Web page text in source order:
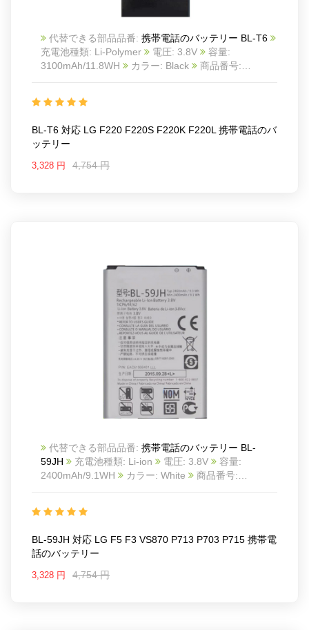
代替できる部品品番: 携帯電話のバッテリー BL-T6
充電池種類: Li-Polymer
電圧: 3.8V
3100mAh/11.8WH
カラー: Black
商品番号:
F220S F220K F220L
BL-T6 対応 LG F220 F220S F220K F220L 携帯電話のバ
ッテリー
3,328 円 4,754 円
代替できる部品品番: 携帯電話のバッテリー BL-
59JH
充電池種類: Li-ion 電圧: 3.8V
2400mAh/9.1WH
カラー: White
商品番号:
F5 F3 VS870 P713 P703 P715
BL-59JH 対応 LG F5 F3 VS870 P713 P703 P715 携帯電
話のバッテリー
3,328 円 4,754 円